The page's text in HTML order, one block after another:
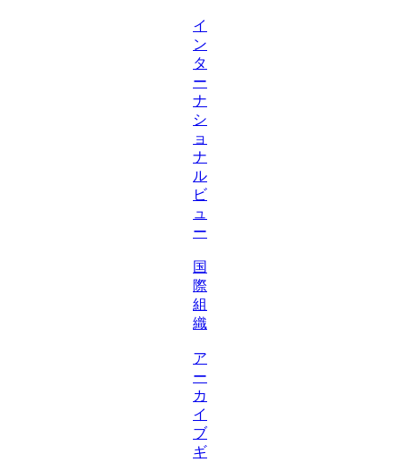
イ
ン
タ
ー
ナ
シ
ョ
ナ
ル
ビ
ュ
ー
国
際
組
織
ア
ー
カ
イ
ブ
ギ